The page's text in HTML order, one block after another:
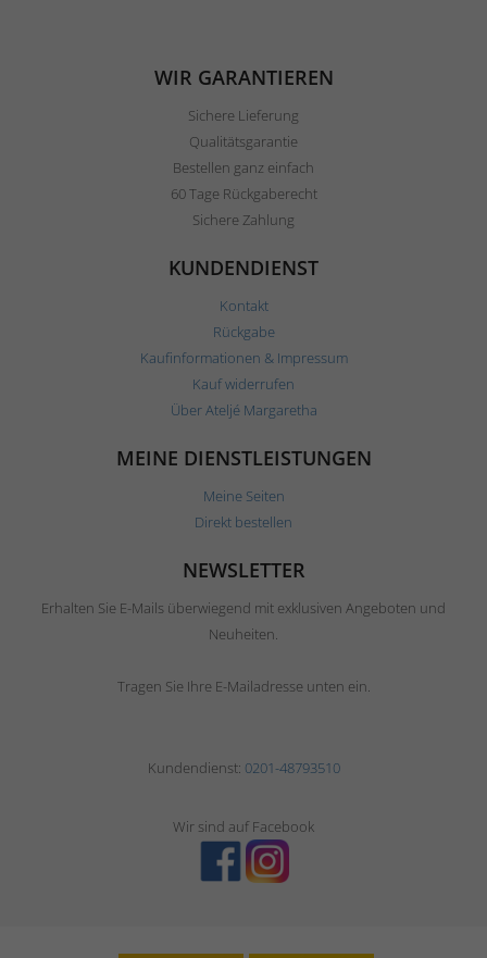
WIR GARANTIEREN
Sichere Lieferung
Qualitätsgarantie
Bestellen ganz einfach
60 Tage Rückgaberecht
Sichere Zahlung
KUNDENDIENST
Kontakt
Rückgabe
Kaufinformationen & Impressum
Kauf widerrufen
Über Ateljé Margaretha
MEINE DIENSTLEISTUNGEN
Meine Seiten
Direkt bestellen
NEWSLETTER
Erhalten Sie E-Mails überwiegend mit exklusiven Angeboten und
Neuheiten.
Tragen Sie Ihre E-Mailadresse unten ein.
Kundendienst: 0201-48793510
Wir sind auf Facebook